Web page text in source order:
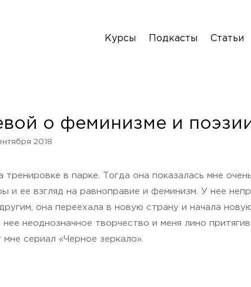
Курсы Подкасты Статьи
о феминизме и
2018
в парке. Тогда она показалась мне
и ее взгляд на равноправие и феминизм. У нее
она переехала в новую страну и начала
неоднозначное творчество и меня лино
сериал «Черное зеркало».